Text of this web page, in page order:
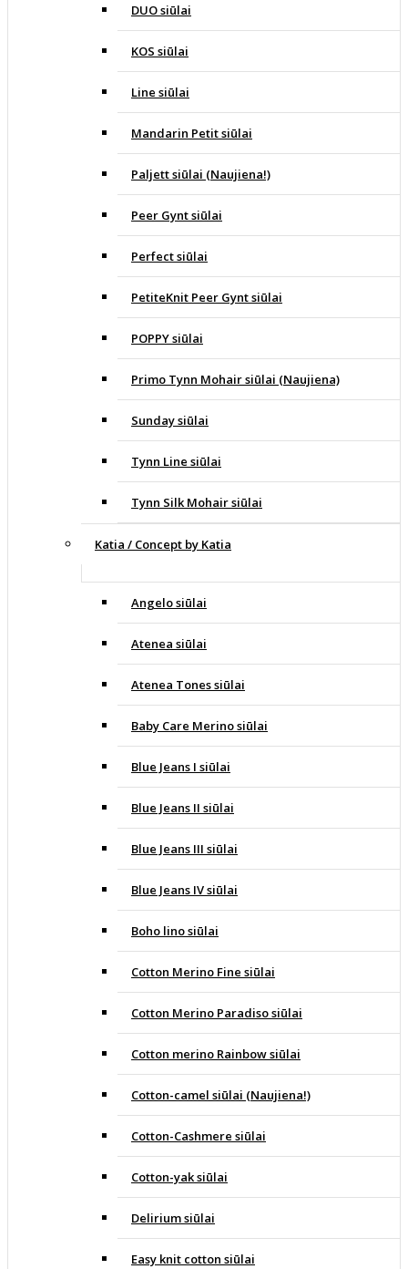
DUO siūlai
KOS siūlai
Line siūlai
Mandarin Petit siūlai
Paljett siūlai (Naujiena!)
Peer Gynt siūlai
Perfect siūlai
PetiteKnit Peer Gynt siūlai
POPPY siūlai
Primo Tynn Mohair siūlai (Naujiena)
Sunday siūlai
Tynn Line siūlai
Tynn Silk Mohair siūlai
Katia / Concept by Katia
Angelo siūlai
Atenea siūlai
Atenea Tones siūlai
Baby Care Merino siūlai
Blue Jeans I siūlai
Blue Jeans II siūlai
Blue Jeans III siūlai
Blue Jeans IV siūlai
Boho lino siūlai
Cotton Merino Fine siūlai
Cotton Merino Paradiso siūlai
Cotton merino Rainbow siūlai
Cotton-camel siūlai (Naujiena!)
Cotton-Cashmere siūlai
Cotton-yak siūlai
Delirium siūlai
Easy knit cotton siūlai